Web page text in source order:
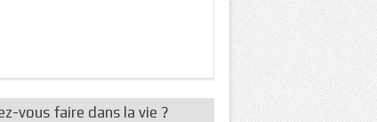
vous faire dans la vie ?